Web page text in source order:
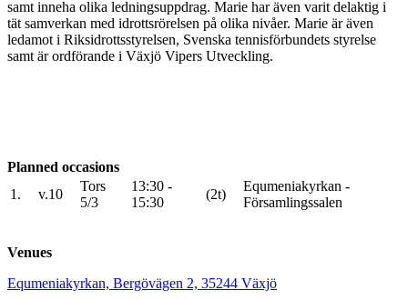
samt inneha olika ledningsuppdrag. Marie har även varit delaktig i
tät samverkan med idrottsrörelsen på olika nivåer. Marie är även
ledamot i Riksidrottsstyrelsen, Svenska tennisförbundets styrelse
samt är ordförande i Växjö Vipers Utveckling.
Planned occasions
1.
v.10
Tors
5/3
13:30 -
15:30
(2t)
Equmeniakyrkan -
Församlingssalen
Venues
Equmeniakyrkan, Bergövägen 2, 35244 Växjö